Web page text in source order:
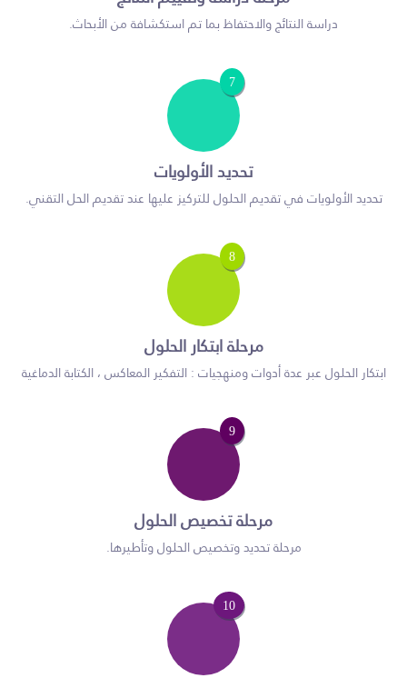
دراسة النتائج والاحتفاظ بما تم استكشافة من الأبحاث.
7
تحديد الأولويات
تحديد الأولويات في تقديم الحلول للتركيز عليها عند تقديم الحل التقني.
8
مرحلة ابتكار الحلول
ابتكار الحلول عبر عدة أدوات ومنهجيات : التفكير المعاكس ، الكتابة الدماغية
9
مرحلة تخصيص الحلول
مرحلة تحديد وتخصيص الحلول وتأطيرها.
10